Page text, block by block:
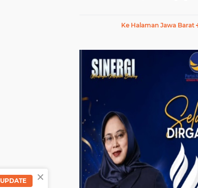
Ke Halaman Jawa Barat
×
UPDATE